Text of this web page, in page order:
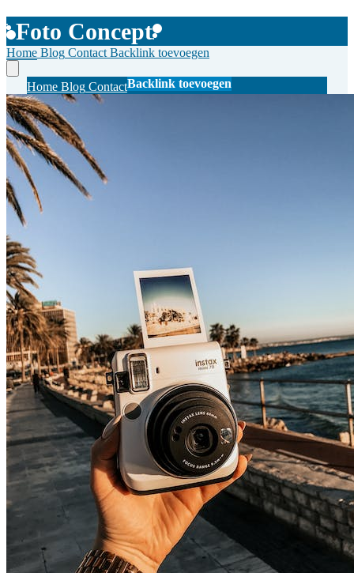
Foto Concept
Home Blog ContactBacklink toevoegen
HomeBlogContactBacklink toevoegen